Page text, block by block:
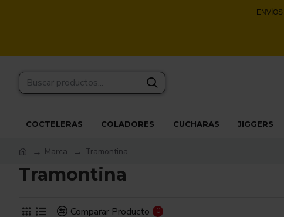
ENVÍOS
COCTELERAS COLADORES CUCHARAS JIGGERS
Marca Tramontina
Tramontina
Comparar Producto 0